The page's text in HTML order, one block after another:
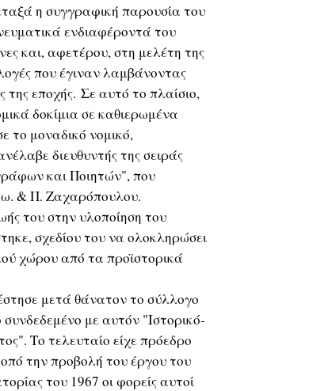
η συγγραφική παρουσία του
ενδιαφέροντά του
και, αφετέρου, στη μελέτη της
που έγιναν λαμβάνοντας
της εποχής. Σε αυτό το πλαίσιο,
δοκίμια σε καθιερωμένα
το μοναδικό νομικό,
διευθυντής της σειράς
και Ποιητών", που
& Π. Ζαχαρόπουλου.
του στην υλοποίηση του
σχεδίου του να ολοκληρώσει
χώρου από τα προϊστορικά
μετά θάνατον το σύλλογο
με αυτόν "Ιστορικό-
Το τελευταίο είχε πρόεδρο
την προβολή του έργου του
του 1967 οι φορείς αυτοί